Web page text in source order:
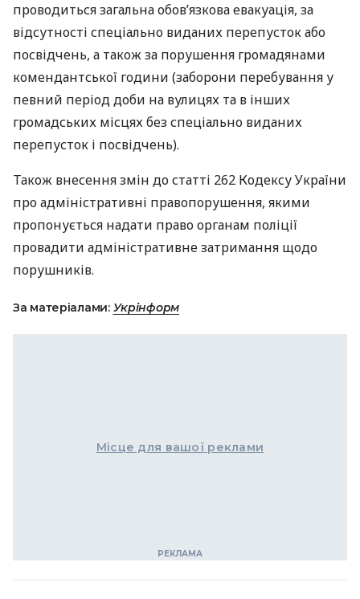
проводиться загальна обов’язкова евакуація, за
відсутності спеціально виданих перепусток або
посвідчень, а також за порушення громадянами
комендантської години (заборони перебування у
певний період доби на вулицях та в інших
громадських місцях без спеціально виданих
перепусток і посвідчень).
Також внесення змін до статті 262 Кодексу України
про адміністративні правопорушення, якими
пропонується надати право органам поліції
провадити адміністративне затримання щодо
порушників.
За матеріалами: Укрінформ
Місце для вашої реклами